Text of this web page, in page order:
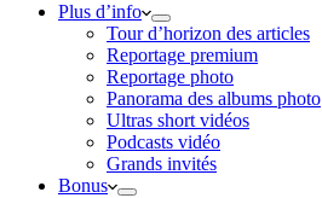
Plus d’info
Tour d’horizon des articles
Reportage premium
Reportage photo
Panorama des albums photo
Ultras short vidéos
Podcasts vidéo
Grands invités
Bonus